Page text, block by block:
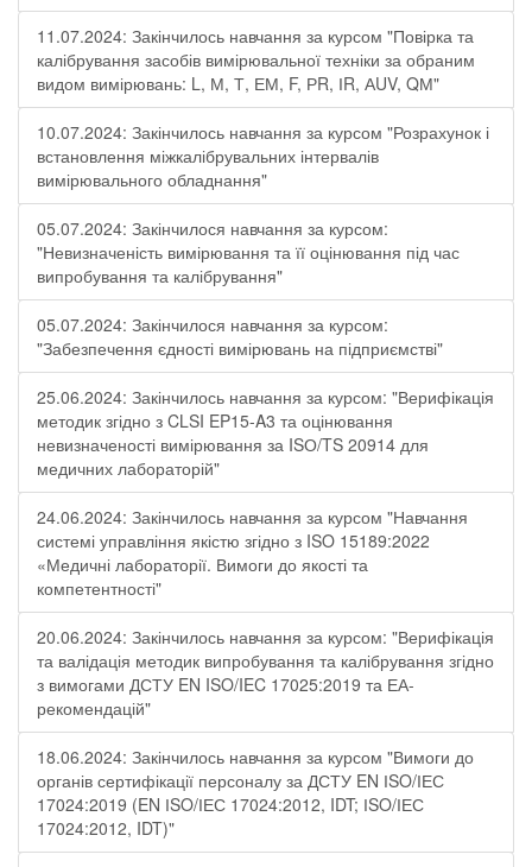
11.07.2024: Закінчилось навчання за курсом "Повірка та
калібрування засобів вимірювальної техніки за обраним
видом вимірювань: L, М, Т, ЕМ, F, РR, ІR, АUV, QМ"
10.07.2024: Закінчилось навчання за курсом "Розрахунок і
встановлення міжкалібрувальних інтервалів
вимірювального обладнання"
05.07.2024: Закінчилося навчання за курсом:
"Невизначеність вимірювання та її оцінювання під час
випробування та калібрування"
05.07.2024: Закінчилося навчання за курсом:
"Забезпечення єдності вимірювань на підприємстві"
25.06.2024: Закінчилось навчання за курсом: "Верифікація
методик згідно з CLSI EP15-A3 та оцінювання
невизначеності вимірювання за ISО/TS 20914 для
медичних лабораторій"
24.06.2024: Закінчилось навчання за курсом "Навчання
системі управління якістю згідно з ISO 15189:2022
«Медичні лабораторії. Вимоги до якості та
компетентності"
20.06.2024: Закінчилось навчання за курсом: "Верифікація
та валідація методик випробування та калібрування згідно
з вимогами ДСТУ EN ISO/IEC 17025:2019 та ЕА-
рекомендацій"
18.06.2024: Закінчилось навчання за курсом "Вимоги до
органів сертифікації персоналу за ДСТУ EN ІSO/ІЕС
17024:2019 (EN ІSO/ІЕС 17024:2012, IDT; ІSO/ІЕС
17024:2012, IDT)"